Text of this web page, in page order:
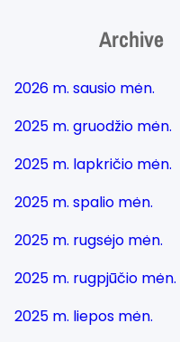
Archive
2026 m. sausio mėn.
2025 m. gruodžio mėn.
2025 m. lapkričio mėn.
2025 m. spalio mėn.
2025 m. rugsėjo mėn.
2025 m. rugpjūčio mėn.
2025 m. liepos mėn.